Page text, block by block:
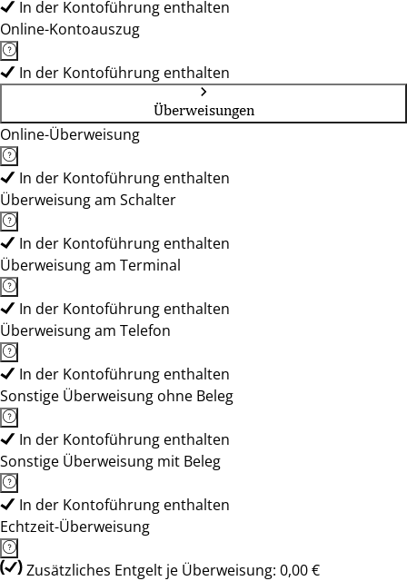
In der Kontoführung enthalten
Online-Kontoauszug
In der Kontoführung enthalten
Überweisungen
Online-Überweisung
In der Kontoführung enthalten
Überweisung am Schalter
In der Kontoführung enthalten
Überweisung am Terminal
In der Kontoführung enthalten
Überweisung am Telefon
In der Kontoführung enthalten
Sonstige Überweisung ohne Beleg
In der Kontoführung enthalten
Sonstige Überweisung mit Beleg
In der Kontoführung enthalten
Echtzeit-Überweisung
Zusätzliches Entgelt je Überweisung: 0,00 €